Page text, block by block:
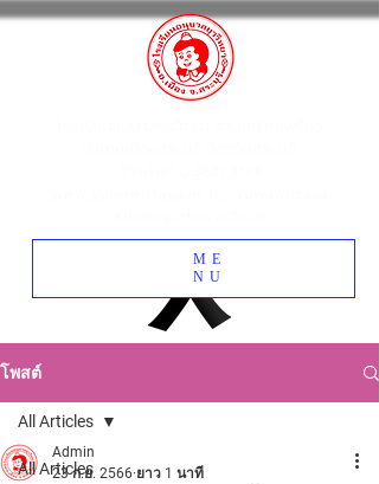
ME
NU
โพสต์
All Articles
All Articles
Admin
23 ก.ย. 2566 ยาว 1 นาที